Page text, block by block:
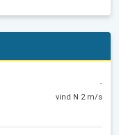
-
vind N 2 m/s